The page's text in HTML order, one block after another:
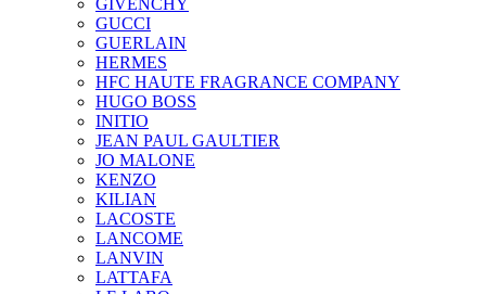
GUCCI
GUERLAIN
HERMES
HFC HAUTE FRAGRANCE COMPANY
HUGO BOSS
INITIO
JEAN PAUL GAULTIER
JO MALONE
KENZO
KILIAN
LACOSTE
LANCOME
LANVIN
LATTAFA